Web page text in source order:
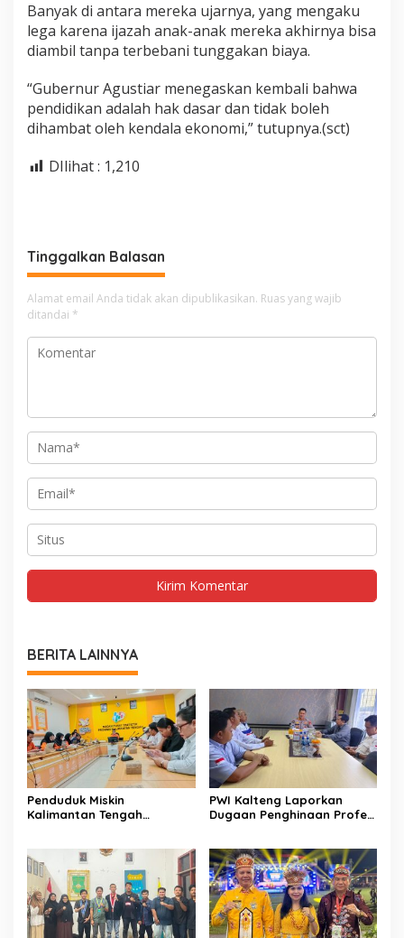
Banyak di antara mereka ujarnya, yang mengaku
lega karena ijazah anak-anak mereka akhirnya bisa
diambil tanpa terbebani tunggakan biaya.
“Gubernur Agustiar menegaskan kembali bahwa
pendidikan adalah hak dasar dan tidak boleh
dihambat oleh kendala ekonomi,” tutupnya.(sct)
DIlihat : 1,210
Tinggalkan Balasan
Alamat email Anda tidak akan dipublikasikan. Ruas yang wajib
ditandai *
BERITA LAINNYA
Penduduk Miskin
Kalimantan Tengah
PWI Kalteng Laporkan
Dugaan Penghinaan Profesi